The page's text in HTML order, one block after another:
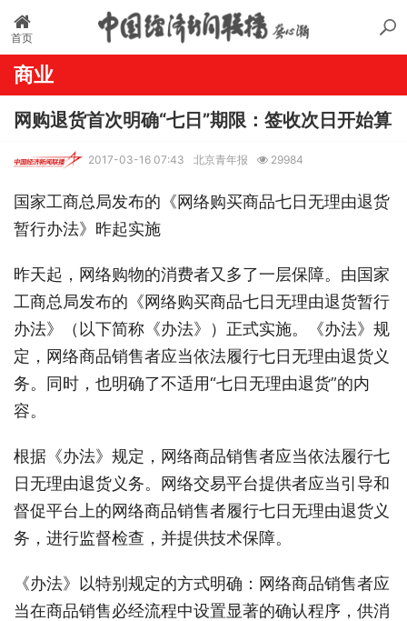
首页
商业
网购退货首次明确“七日”期限：签收次日开始算
2017-03-16 07:43 北京青年报 29984
国家工商总局发布的《网络购买商品七日无理由退货
暂行办法》昨起实施
昨天起，网络购物的消费者又多了一层保障。由国家
工商总局发布的《网络购买商品七日无理由退货暂行
办法》（以下简称《办法》）正式实施。《办法》规
定，网络商品销售者应当依法履行七日无理由退货义
务。同时，也明确了不适用“七日无理由退货”的内
容。
根据《办法》规定，网络商品销售者应当依法履行七
日无理由退货义务。网络交易平台提供者应当引导和
督促平台上的网络商品销售者履行七日无理由退货义
务，进行监督检查，并提供技术保障。
《办法》以特别规定的方式明确：网络商品销售者应
当在商品销售必经流程中设置显著的确认程序，供消